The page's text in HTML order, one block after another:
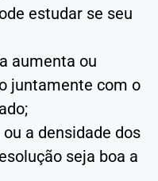
estudar se seu
aumenta ou
juntamente com o
a densidade dos
seja boa a